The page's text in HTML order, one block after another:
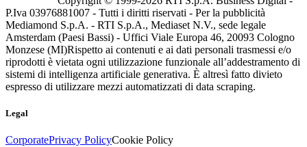
P.Iva 03976881007 - Tutti i diritti riservati - Per la pubblicità
Mediamond S.p.A. - RTI S.p.A., Mediaset N.V., sede legale
Amsterdam (Paesi Bassi) - Uffici Viale Europa 46, 20093 Cologno
Monzese (MI)Rispetto ai contenuti e ai dati personali trasmessi e/o
riprodotti è vietata ogni utilizzazione funzionale all’addestramento di
sistemi di intelligenza artificiale generativa. È altresì fatto divieto
espresso di utilizzare mezzi automatizzati di data scraping.
Legal
CorporatePrivacy PolicyCookie Policy